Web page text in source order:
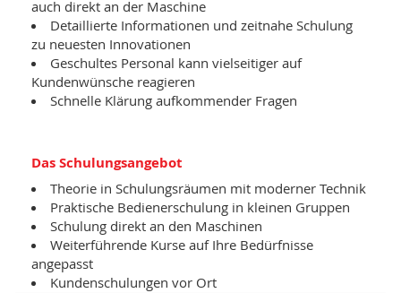
auch direkt an der Maschine
Detaillierte Informationen und zeitnahe Schulung
zu neuesten Innovationen
Geschultes Personal kann vielseitiger auf
Kundenwünsche reagieren
Schnelle Klärung aufkommender Fragen
Das Schulungsangebot
Theorie in Schulungsräumen mit moderner Technik
Praktische Bedienerschulung in kleinen Gruppen
Schulung direkt an den Maschinen
Weiterführende Kurse auf Ihre Bedürfnisse
angepasst
Kundenschulungen vor Ort